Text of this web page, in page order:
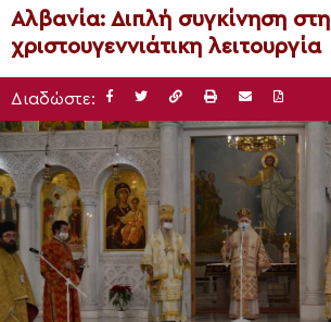
Αλβανία: Διπλή συγκίνηση στη
χριστουγεννιάτικη λειτουργία
Διαδώστε: